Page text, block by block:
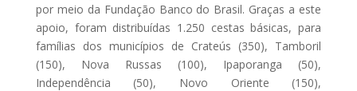
por meio da Fundação Banco do Brasil. Graças a este
apoio, foram distribuídas 1.250 cestas básicas, para
famílias dos municípios de Crateús (350), Tamboril
(150), Nova Russas (100), Ipaporanga (50),
Independência (50), Novo Oriente (150),